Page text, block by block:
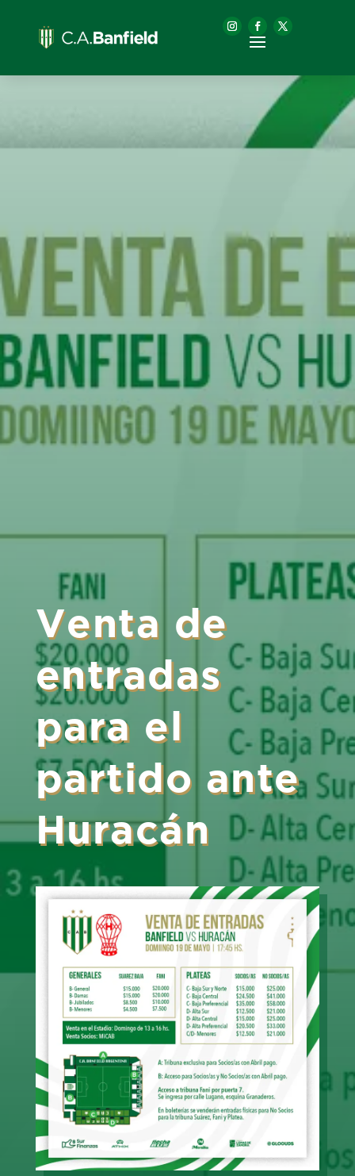
Venta de
entradas
para el
partido ante
Huracán